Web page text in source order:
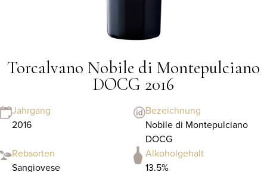
Torcalvano Nobile di Montepulciano
DOCG 2016
Jahrgang
2016
Bezeichnung
Nobile di Montepulciano
DOCG
Rebsorten
Sangiovese
Alkoholgehalt
13.5%